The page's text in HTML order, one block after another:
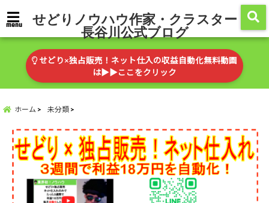
menu せどりノウハウ作家・クラスター
長谷川公式ブログ
せどり×独占販売！ネット仕入の収益自動化無料動画
は▶︎▶︎ここをクリック
ホーム 未分類